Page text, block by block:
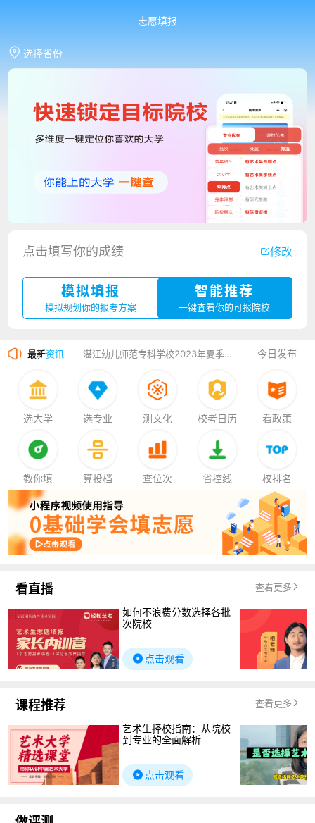
志愿填报
选择省份
点击填写你的成绩 修改
模拟填报
模拟规划你的报考方案
智能推荐
一键查看你的可报院校
最新资讯
厦门大学嘉庚学院2023年艺术类招生简章
广州华立科技职业学院2023年夏季高考招生简章
厦门大学嘉庚学院2023年艺术类招生简章
今日发布
选大学 选专业 测文化 校考日历 看政策
教你填 算投档 查位次 省控线 校排名
看直播 查看更多
如何不浪费分数选择各批
次院校
点击观看
课程推荐 查看更多
艺术生择校指南：从院校
到专业的全面解析
点击观看